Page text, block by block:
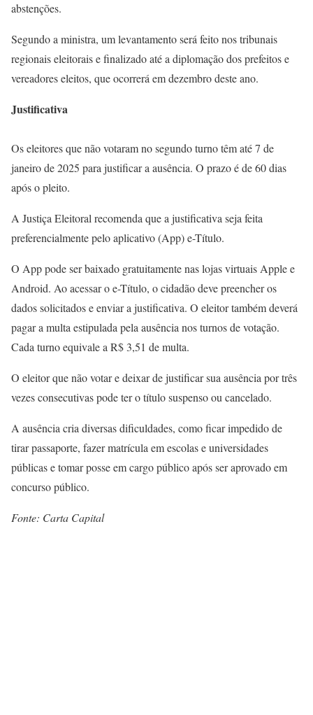
abstenções.
Segundo a ministra, um levantamento será feito nos tribunais
regionais eleitorais e finalizado até a diplomação dos prefeitos e
vereadores eleitos, que ocorrerá em dezembro deste ano.
Justificativa
Os eleitores que não votaram no segundo turno têm até 7 de
janeiro de 2025 para justificar a ausência. O prazo é de 60 dias
após o pleito.
A Justiça Eleitoral recomenda que a justificativa seja feita
preferencialmente pelo aplicativo (App) e-Título.
O App pode ser baixado gratuitamente nas lojas virtuais Apple e
Android. Ao acessar o e-Título, o cidadão deve preencher os
dados solicitados e enviar a justificativa. O eleitor também deverá
pagar a multa estipulada pela ausência nos turnos de votação.
Cada turno equivale a R$ 3,51 de multa.
O eleitor que não votar e deixar de justificar sua ausência por três
vezes consecutivas pode ter o título suspenso ou cancelado.
A ausência cria diversas dificuldades, como ficar impedido de
tirar passaporte, fazer matrícula em escolas e universidades
públicas e tomar posse em cargo público após ser aprovado em
concurso público.
Fonte: Carta Capital